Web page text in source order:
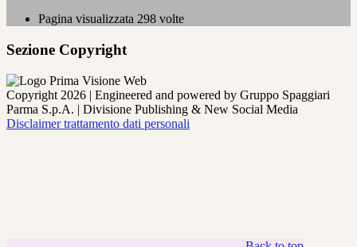
Pagina visualizzata 298 volte
Sezione Copyright
Copyright 2026 | Engineered and powered by Gruppo Spaggiari
Parma S.p.A. | Divisione Publishing & New Social Media
Disclaimer trattamento dati personali